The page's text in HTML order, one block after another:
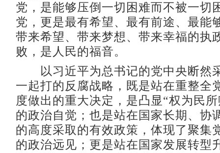
党，是能够压倒一切困难而不被一切
党，更是最有希望、最有前途、最能
带来希望、带来梦想、带来幸福的执
败，是人民的福音。
以习近平为总书记的党中央断然
一起打的反腐战略，既是站在重整全
度做出的重大决定，是凸显“权为民
的政治自觉；也是站在国家长期、协
的高度采取的有效政策，体现了聚集
的政治远见；更是站在国家发展转型